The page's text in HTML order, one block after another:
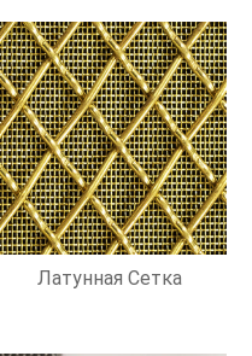
Латунная Сетка